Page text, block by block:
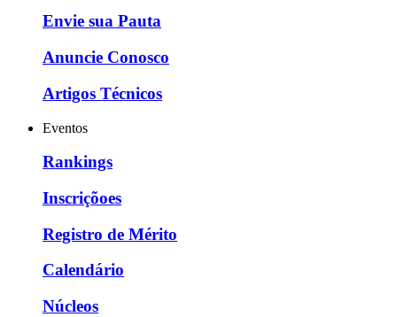
Envie sua Pauta
Anuncie Conosco
Artigos Técnicos
Eventos
Rankings
Inscriçõoes
Registro de Mérito
Calendário
Núcleos